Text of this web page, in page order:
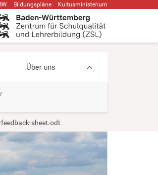
Bildungspläne Kultusministerium
Über uns
feedback-sheet.odt